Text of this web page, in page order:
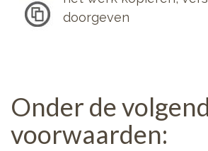
doorgeven
Onder de
voorwaarden: